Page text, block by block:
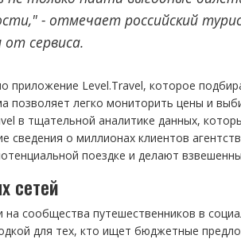
- отмечает российский
от сервиса.
приложение Level.Travel, которое
позволяет легко мониторить цены и
в тщательной аналитике данных,
сведения о миллионах клиентов
поездке и делают
сетей
сообщества путешественников в
для тех, кто ищет бюджетные